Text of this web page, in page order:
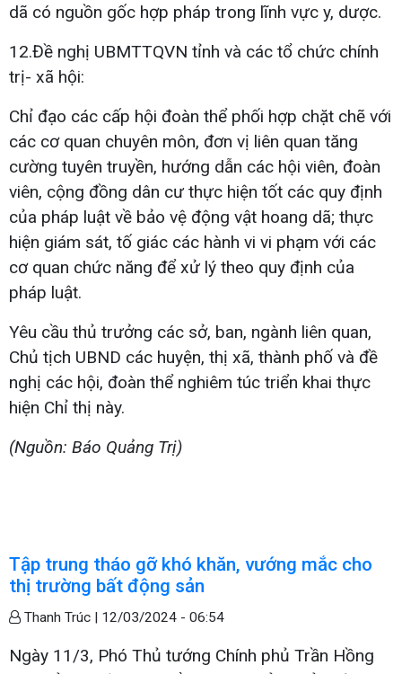
dã có nguồn gốc hợp pháp trong lĩnh vực y, dược.
12.Đề nghị UBMTTQVN tỉnh và các tổ chức chính
trị- xã hội:
Chỉ đạo các cấp hội đoàn thể phối hợp chặt chẽ với
các cơ quan chuyên môn, đơn vị liên quan tăng
cường tuyên truyền, hướng dẫn các hội viên, đoàn
viên, cộng đồng dân cư thực hiện tốt các quy định
của pháp luật về bảo vệ động vật hoang dã; thực
hiện giám sát, tố giác các hành vi vi phạm với các
cơ quan chức năng để xử lý theo quy định của
pháp luật.
Yêu cầu thủ trưởng các sở, ban, ngành liên quan,
Chủ tịch UBND các huyện, thị xã, thành phố và đề
nghị các hội, đoàn thể nghiêm túc triển khai thực
hiện Chỉ thị này.
(Nguồn: Báo Quảng Trị)
Tập trung tháo gỡ khó khăn, vướng mắc cho
thị trường bất động sản
Thanh Trúc | 12/03/2024 - 06:54
Ngày 11/3, Phó Thủ tướng Chính phủ Trần Hồng